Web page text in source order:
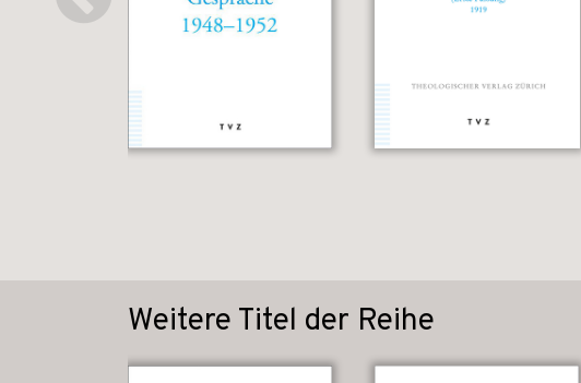
Weitere Titel der Reihe